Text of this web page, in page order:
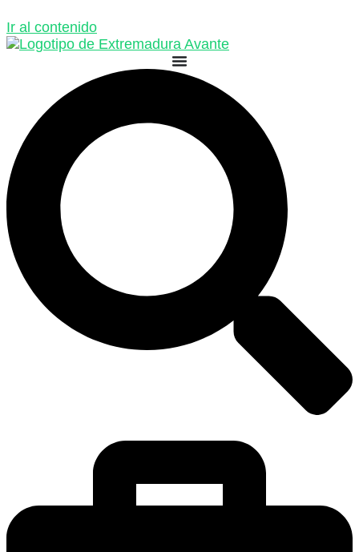
Ir al contenido